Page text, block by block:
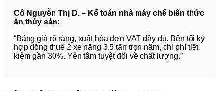
Cô Nguyễn Thị D. – Kế toán nhà máy chế biến thức
ăn thủy sản:
“Bảng giá rõ ràng, xuất hóa đơn VAT đầy đủ. Bên tôi ký
hợp đồng thuê 2 xe nâng 3.5 tấn trọn năm, chi phí tiết
kiệm gần 30%. Yên tâm tuyệt đối về chất lượng.”